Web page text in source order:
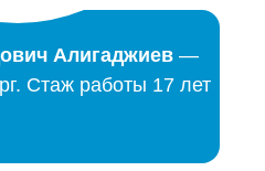
Алигаджиев —
Стаж работы 17 лет